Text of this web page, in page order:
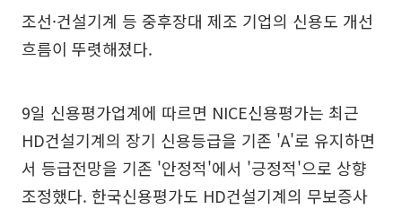
조선·건설기계 등 중후장대 제조 기업의 신용도 개선
흐름이 뚜렷해졌다.
9일 신용평가업계에 따르면 NICE신용평가는 최근
HD건설기계의 장기 신용등급을 기존 'A'로 유지하면
서 등급전망을 기존 '안정적'에서 '긍정적'으로 상향
조정했다. 한국신용평가도 HD건설기계의 무보증사